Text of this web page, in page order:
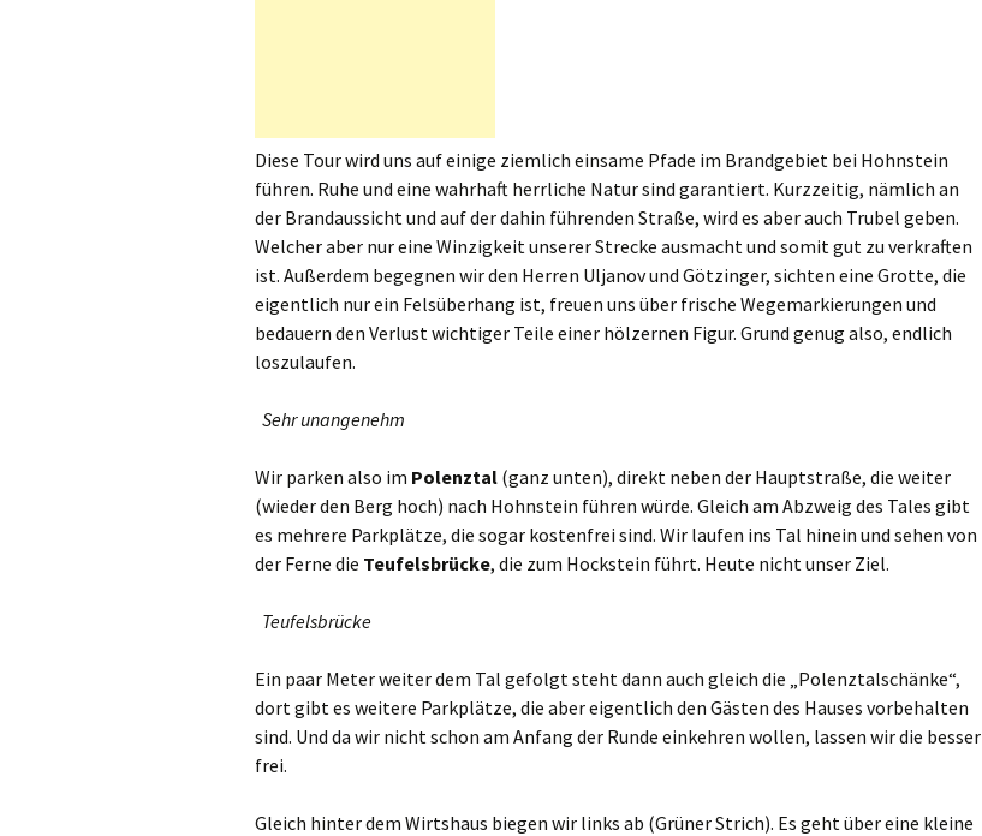
Diese Tour wird uns auf einige ziemlich einsame Pfade im Brandgebiet bei Hohnstein
führen. Ruhe und eine wahrhaft herrliche Natur sind garantiert. Kurzzeitig, nämlich an
der Brandaussicht und auf der dahin führenden Straße, wird es aber auch Trubel geben.
Welcher aber nur eine Winzigkeit unserer Strecke ausmacht und somit gut zu verkraften
ist. Außerdem begegnen wir den Herren Uljanov und Götzinger, sichten eine Grotte, die
eigentlich nur ein Felsüberhang ist, freuen uns über frische Wegemarkierungen und
bedauern den Verlust wichtiger Teile einer hölzernen Figur. Grund genug also, endlich
loszulaufen.
Sehr unangenehm
Wir parken also im Polenztal (ganz unten), direkt neben der Hauptstraße, die weiter
(wieder den Berg hoch) nach Hohnstein führen würde. Gleich am Abzweig des Tales gibt
es mehrere Parkplätze, die sogar kostenfrei sind. Wir laufen ins Tal hinein und sehen von
der Ferne die Teufelsbrücke, die zum Hockstein führt. Heute nicht unser Ziel.
Teufelsbrücke
Ein paar Meter weiter dem Tal gefolgt steht dann auch gleich die „Polenztalschänke“,
dort gibt es weitere Parkplätze, die aber eigentlich den Gästen des Hauses vorbehalten
sind. Und da wir nicht schon am Anfang der Runde einkehren wollen, lassen wir die besser
frei.
Gleich hinter dem Wirtshaus biegen wir links ab (Grüner Strich). Es geht über eine kleine